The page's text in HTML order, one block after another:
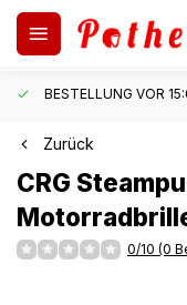
BESTELLUNG VOR
Zurück
CRG
0/10 (0